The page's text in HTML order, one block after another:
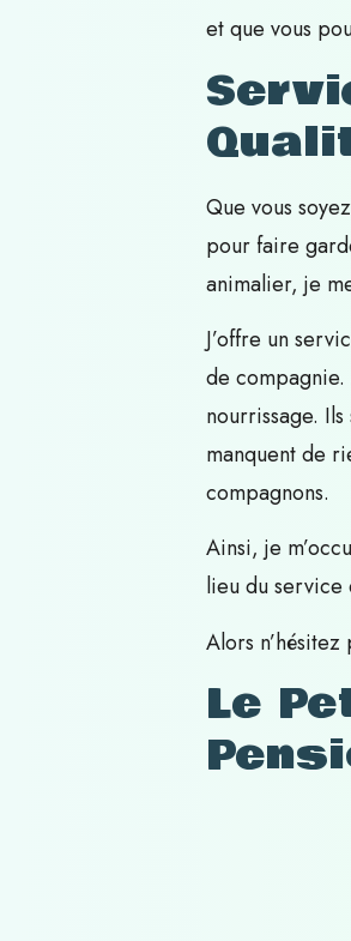
et que vous
Que vous
pour faire
animalier, je
J’offre un
de
nourrissage.
manquent de
compagnons.
Ainsi, je
lieu du service
Alors
Le